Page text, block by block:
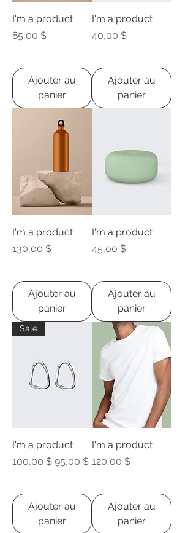
I'm a product
Prix
85,00 $
Ajouter au
panier
I'm a product
Prix
40,00 $
Ajouter au
panier
I'm a product
Prix
130,00 $
Ajouter au
panier
I'm a product
Prix
45,00 $
Ajouter au
panier
Sale
I'm a product
Prix original
100,00 $ Prix promotionnel
95,00 $
Ajouter au
panier
I'm a product
Prix
120,00 $
Ajouter au
panier